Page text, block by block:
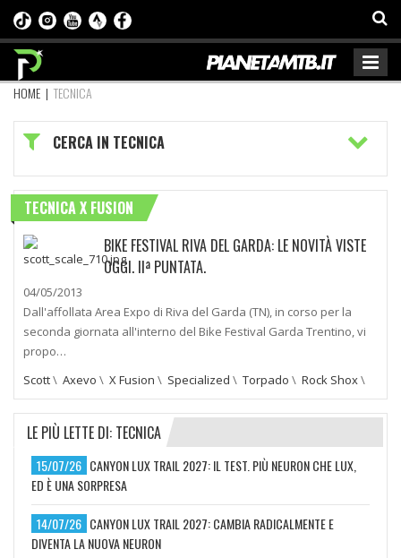
HOME | TECNICA
CERCA IN TECNICA
TECNICA X FUSION
BIKE FESTIVAL RIVA DEL GARDA: LE NOVITÀ VISTE
OGGI. IIª PUNTATA.
04/05/2013
Dall'affollata Area Expo di Riva del Garda (TN), in corso per la
seconda giornata all'interno del Bike Festival Garda Trentino, vi
propo…
Scott\ Axevo \ X Fusion \ Specialized \ Torpado \ Rock Shox\
LE PIÙ LETTE DI: TECNICA
15/07/26 CANYON LUX TRAIL 2027: IL TEST. PIÙ NEURON CHE LUX,
ED È UNA SORPRESA
14/07/26 CANYON LUX TRAIL 2027: CAMBIA RADICALMENTE E
DIVENTA LA NUOVA NEURON